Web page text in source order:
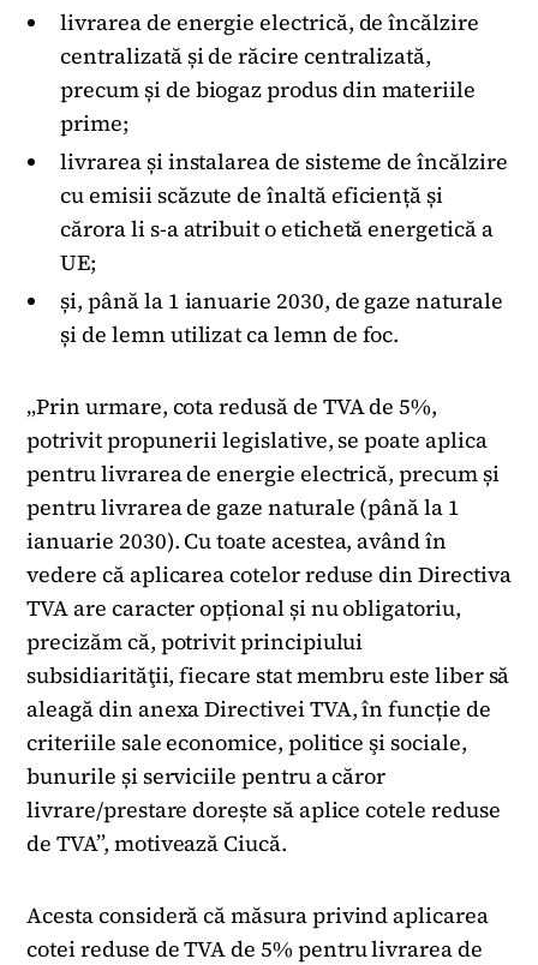
livrarea de energie electrică, de încălzire
centralizată și de răcire centralizată,
precum și de biogaz produs din materiile
prime;
livrarea și instalarea de sisteme de încălzire
cu emisii scăzute de înaltă eficiență și
cărora li s-a atribuit o etichetă energetică a
UE;
și, până la 1 ianuarie 2030, de gaze naturale
și de lemn utilizat ca lemn de foc.
„Prin urmare, cota redusă de TVA de 5%,
potrivit propunerii legislative, se poate aplica
pentru livrarea de energie electrică, precum și
pentru livrarea de gaze naturale (până la 1
ianuarie 2030). Cu toate acestea, având în
vedere că aplicarea cotelor reduse din Directiva
TVA are caracter opțional și nu obligatoriu,
precizăm că, potrivit principiului
subsidiarităţii, fiecare stat membru este liber să
aleagă din anexa Directivei TVA, în funcție de
criteriile sale economice, politice şi sociale,
bunurile și serviciile pentru a căror
livrare/prestare dorește să aplice cotele reduse
de TVA”, motivează Ciucă.
Acesta consideră că măsura privind aplicarea
cotei reduse de TVA de 5% pentru livrarea de